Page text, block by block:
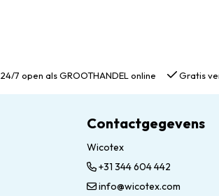
24/7 open als GROOTHANDEL online Gratis
Contactgegevens
Wicotex
+31 344 604 442
info@wicotex.com